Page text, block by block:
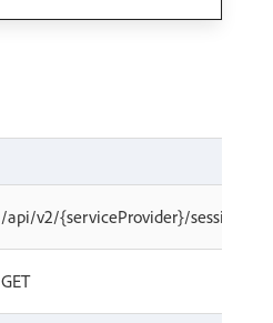
/api/v2/{serviceProvider}/sessions/
GET